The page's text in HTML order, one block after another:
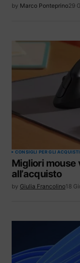
by Marco Ponteprino29
CONSIGLI PER GLI ACQUISTI
Migliori mouse
all’acquisto
by Giulia Francolino18